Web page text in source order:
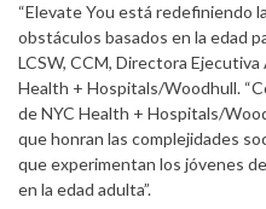
“Elevate You está redefiniendo
obstáculos basados en la edad
LCSW, CCM, Directora
Health + Hospitals/Woodhull.
de NYC Health + Hospitals/
que honran las complejidades
que experimentan los jóvenes
en la edad adulta”.